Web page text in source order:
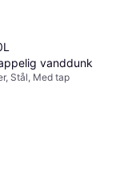
vanddunk
Stål, Med tap